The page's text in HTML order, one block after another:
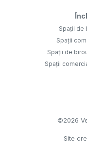
Spații de
Spații
Spații de
Spații
©2026
Site